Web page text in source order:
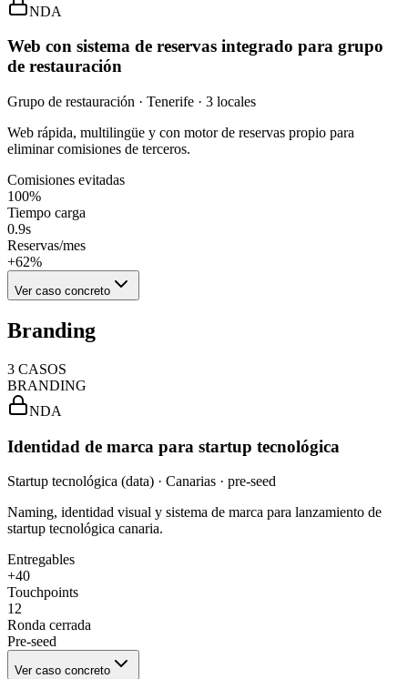
NDA
Web con sistema de reservas integrado para grupo
de restauración
Grupo de restauración · Tenerife · 3 locales
Web rápida, multilingüe y con motor de reservas propio para
eliminar comisiones de terceros.
Comisiones evitadas
100%
Tiempo carga
0.9s
Reservas/mes
+62%
Ver caso concreto
Branding
3 CASOS
BRANDING
NDA
Identidad de marca para startup tecnológica
Startup tecnológica (data) · Canarias · pre-seed
Naming, identidad visual y sistema de marca para lanzamiento de
startup tecnológica canaria.
Entregables
+40
Touchpoints
12
Ronda cerrada
Pre-seed
Ver caso concreto